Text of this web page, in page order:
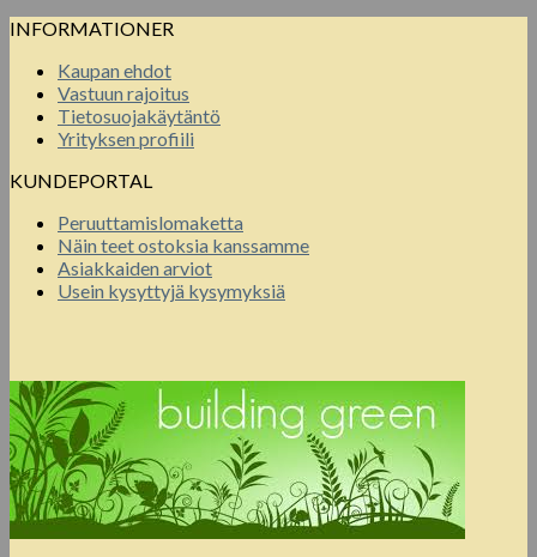
INFORMATIONER
Kaupan ehdot
Vastuun rajoitus
Tietosuojakäytäntö
Yrityksen profiili
KUNDEPORTAL
Peruuttamislomaketta
Näin teet ostoksia kanssamme
Asiakkaiden arviot
Usein kysyttyjä kysymyksiä